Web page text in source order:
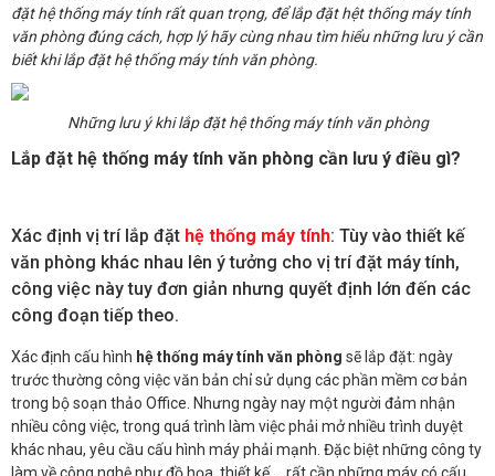
đặt hệ thống máy tính rất quan trọng, để lắp đặt hệt thống máy tính
văn phòng đúng cách, hợp lý hãy cùng nhau tìm hiểu những lưu ý cần
biết khi lắp đặt hệ thống máy tính văn phòng.
Những lưu ý khi lắp đặt hệ thống máy tính văn phòng
Lắp đặt hệ thống máy tính văn phòng cần lưu ý điều gì?
Xác định vị trí lắp đặt hệ thống máy tính: Tùy vào thiết kế
văn phòng khác nhau lên ý tưởng cho vị trí đặt máy tính,
công việc này tuy đơn giản nhưng quyết định lớn đến các
công đoạn tiếp theo.
Xác định cấu hình hệ thống máy tính văn phòng sẽ lắp đặt: ngày
trước thường công việc văn bản chỉ sử dụng các phần mềm cơ bản
trong bộ soạn thảo Office. Nhưng ngày nay một người đảm nhận
nhiều công việc, trong quá trình làm việc phải mở nhiều trình duyệt
khác nhau, yêu cầu cấu hình máy phải mạnh. Đặc biệt những công ty